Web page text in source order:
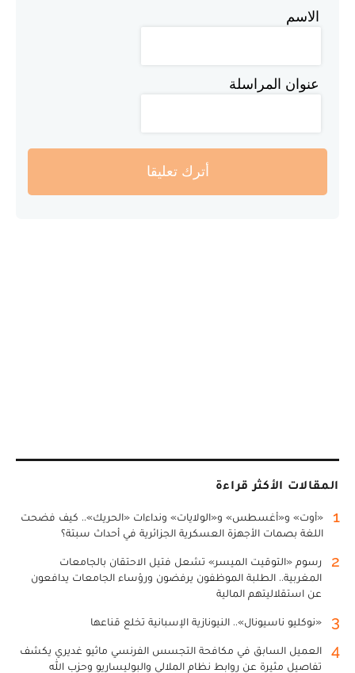
الاسم
عنوان المراسلة
أترك تعليقا
المقالات الأكثر قراءة
1
«أوت» و«أغسطس» و«الولايات» ونداءات «الحريك».. كيف فضحت
اللغة بصمات الأجهزة العسكرية الجزائرية في أحداث سبتة؟
2
رسوم «التوقيت الميسر» تشعل فتيل الاحتقان بالجامعات
المغربية.. الطلبة الموظفون يرفضون ورؤساء الجامعات يدافعون
عن استقلاليتهم المالية
3 «نوكليو ناسيونال».. النيونازية الإسبانية تخلع قناعها
4
العميل السابق في مكافحة التجسس الفرنسي ماثيو غديري يكشف
تفاصيل مثيرة عن روابط نظام الملالي والبوليساريو وحزب الله